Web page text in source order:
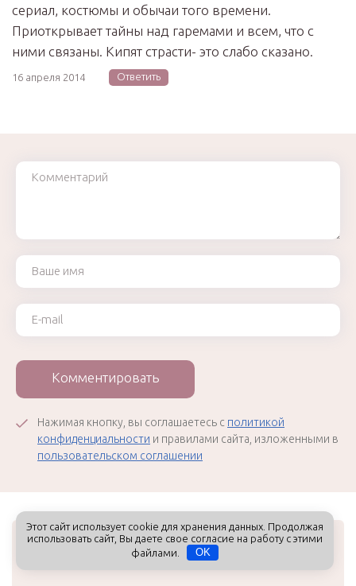
сериал, костюмы и обычаи того времени.
Приоткрывает тайны над гаремами и всем, что с
ними связаны. Кипят страсти- это слабо сказано.
16 апреля 2014 Ответить
Комментарий
Ваше имя
Ваш e-mail
Комментировать
Нажимая кнопку, вы соглашаетесь с политикой
конфиденциальности и правилами сайта, изложенными в
пользовательском соглашении
Этот сайт использует cookie для хранения данных. Продолжая
использовать сайт, Вы даете свое согласие на работу с этими
файлами.
OK